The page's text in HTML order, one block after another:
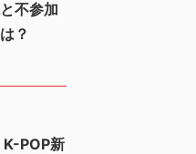
不参加
？
K-POP新